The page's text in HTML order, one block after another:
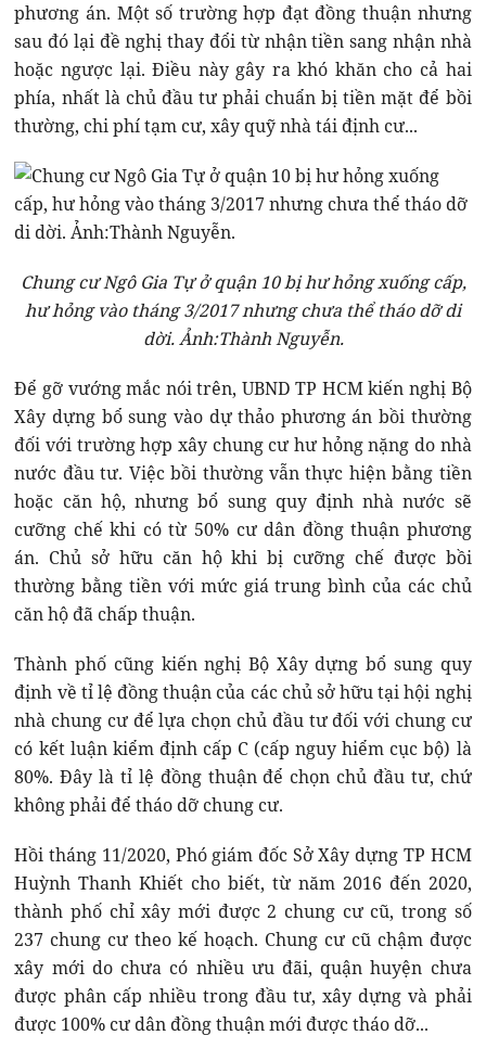
phương án. Một số trường hợp đạt đồng thuận nhưng
sau đó lại đề nghị thay đổi từ nhận tiền sang nhận nhà
hoặc ngược lại. Điều này gây ra khó khăn cho cả hai
phía, nhất là chủ đầu tư phải chuẩn bị tiền mặt để bồi
thường, chi phí tạm cư, xây quỹ nhà tái định cư...
Chung cư Ngô Gia Tự ở quận 10 bị hư hỏng xuống cấp,
hư hỏng vào tháng 3/2017 nhưng chưa thể tháo dỡ di
dời. Ảnh:Thành Nguyễn.
Để gỡ vướng mắc nói trên, UBND TP HCM kiến nghị Bộ
Xây dựng bổ sung vào dự thảo phương án bồi thường
đối với trường hợp xây chung cư hư hỏng nặng do nhà
nước đầu tư. Việc bồi thường vẫn thực hiện bằng tiền
hoặc căn hộ, nhưng bổ sung quy định nhà nước sẽ
cưỡng chế khi có từ 50% cư dân đồng thuận phương
án. Chủ sở hữu căn hộ khi bị cưỡng chế được bồi
thường bằng tiền với mức giá trung bình của các chủ
căn hộ đã chấp thuận.
Thành phố cũng kiến nghị Bộ Xây dựng bổ sung quy
định về tỉ lệ đồng thuận của các chủ sở hữu tại hội nghị
nhà chung cư để lựa chọn chủ đầu tư đối với chung cư
có kết luận kiểm định cấp C (cấp nguy hiểm cục bộ) là
80%. Đây là tỉ lệ đồng thuận để chọn chủ đầu tư, chứ
không phải để tháo dỡ chung cư.
Hồi tháng 11/2020, Phó giám đốc Sở Xây dựng TP HCM
Huỳnh Thanh Khiết cho biết, từ năm 2016 đến 2020,
thành phố chỉ xây mới được 2 chung cư cũ, trong số
237 chung cư theo kế hoạch. Chung cư cũ chậm được
xây mới do chưa có nhiều ưu đãi, quận huyện chưa
được phân cấp nhiều trong đầu tư, xây dựng và phải
được 100% cư dân đồng thuận mới được tháo dỡ...